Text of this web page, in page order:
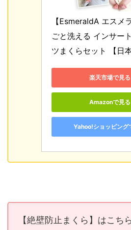
【EsmeraldA エスメ
ごと洗える インサー
ツまくらセット 【日本
楽天市場で見る
Amazonで見る
Yahoo!ショッピング
【絶壁防止まくら】はこちら